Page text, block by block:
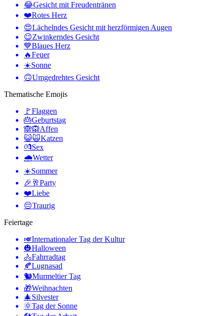
😂Gesicht mit Freudentränen
❤️Rotes Herz
😍Lächelndes Gesicht mit herzförmigen Augen
😉Zwinkerndes Gesicht
💙Blaues Herz
🔥Feuer
☀️Sonne
🙃Umgedrehtes Gesicht
Thematische Emojis
🚩Flaggen
🎂Geburtstag
🙈🙉Affen
😺🙀Katzen
💏Sex
🌧Wetter
☀️Sommer
🎉🥂Party
❤️Liebe
😔Traurig
Feiertage
🎺Internationaler Tag der Kultur
🎃Halloween
🚴Fahrradtag
🍂Lugnasad
🐿Murmeltier Tag
🎁Weihnachten
🎄Silvester
🌞Tag der Sonne